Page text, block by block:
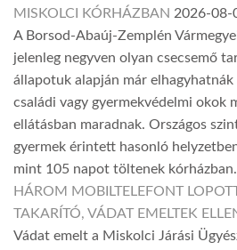
MISKOLCI KÓRHÁZBAN 2026-08-
A Borsod-Abaúj-Zemplén
jelenleg negyven olyan csecsemő
állapotuk alapján már
családi vagy gyermekvédelmi okok
ellátásban maradnak. Országos
gyermek érintett hasonló
mint 105 napot töltenek kórházban.
HÁROM MOBILTELEFONT
TAKARÍTÓ, VÁDAT EMELTEK
Vádat emelt a Miskolci Járási